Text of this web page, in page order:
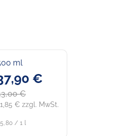
ml
€
€
€ zzgl. MwSt.
/ 1 l